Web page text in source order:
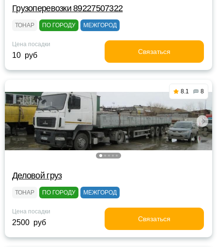
Грузоперевозки 89227507322
ТОНАР ПО ГОРОДУ МЕЖГОРОД
Цена посадки
10 руб Связаться
8.1 8
Деловой груз
ТОНАР ПО ГОРОДУ МЕЖГОРОД
Цена посадки
2500 руб Связаться